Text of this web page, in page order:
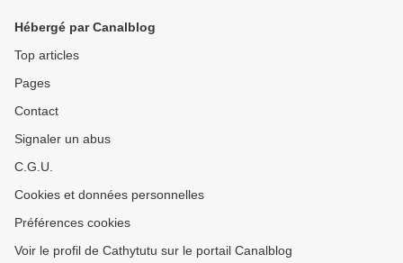
Hébergé par Canalblog
Top articles
Pages
Contact
Signaler un abus
C.G.U.
Cookies et données personnelles
Préférences cookies
Voir le profil de Cathytutu sur le portail Canalblog